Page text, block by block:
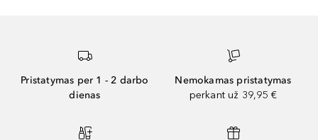
Pristatymas per 1 - 2 darbo
dienas
Nemokamas pristatymas
perkant už 39,95 €